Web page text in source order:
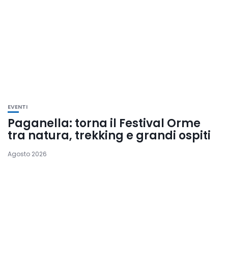
EVENTI
Paganella: torna il Festival Orme
tra natura, trekking e grandi ospiti
Agosto 2026